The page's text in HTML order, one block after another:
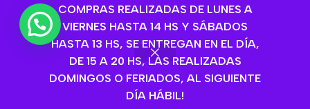
COMPRAS REALIZADAS DE LUNES A
VIERNES HASTA 14 HS Y SÁBADOS
HASTA 13 HS, SE ENTREGAN EN EL DÍA,
DE 15 A 20 HS, LAS REALIZADAS
DOMINGOS O FERIADOS, AL SIGUIENTE
DÍA HÁBIL!
1168893524
Av. del Libertador 1915, Vte. López, Provincia de
Buenos Aires
Lunes a Viernes de 9hs a 13hs / 16hs a 20hs